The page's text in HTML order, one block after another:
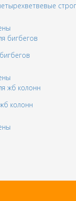
колонн